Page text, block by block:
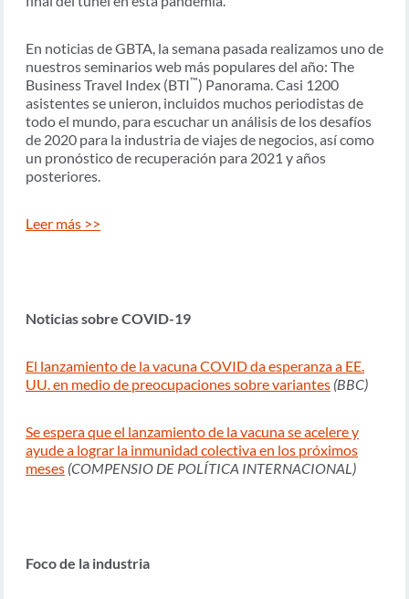
En noticias de GBTA, la semana pasada realizamos uno de
nuestros seminarios web más populares del año: The
Business Travel Index (BTI™) Panorama. Casi 1200
asistentes se unieron, incluidos muchos periodistas de
todo el mundo, para escuchar un análisis de los desafíos
de 2020 para la industria de viajes de negocios, así como
un pronóstico de recuperación para 2021 y años
posteriores.
Leer más >>
Noticias sobre COVID-19
El lanzamiento de la vacuna COVID da esperanza a EE.
UU. en medio de preocupaciones sobre variantes (BBC)
Se espera que el lanzamiento de la vacuna se acelere y
ayude a lograr la inmunidad colectiva en los próximos
meses (COMPENSIO DE POLÍTICA INTERNACIONAL)
Foco de la industria